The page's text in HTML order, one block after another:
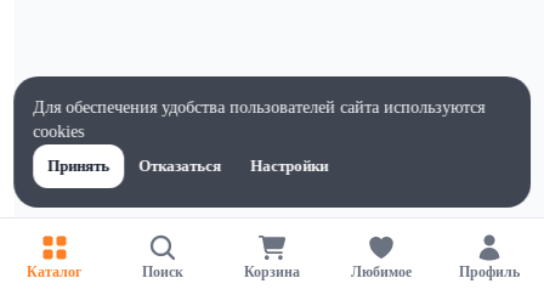
Каталог Поиск Корзина Любимое Профиль
Для обеспечения удобства пользователей сайта используются
cookies
Принять
Отказаться Настройки